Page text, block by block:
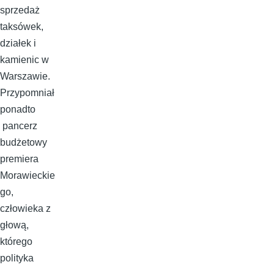
sprzedaż
taksówek,
działek i
kamienic w
Warszawie.
Przypomniał
ponadto
pancerz
budżetowy
premiera
Morawieckie
go,
człowieka z
głową,
którego
polityka